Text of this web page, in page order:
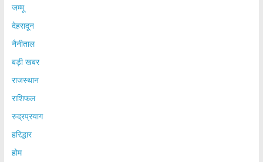
जम्मू
देहरादून
नैनीताल
बड़ी खबर
राजस्थान
राशिफल
रुद्रप्रयाग
हरिद्धार
होम